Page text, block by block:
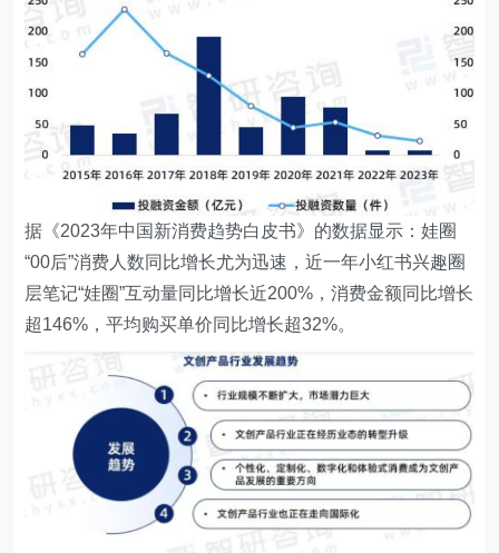
据《2023年中国新消费趋势白皮书》的数据显示：娃圈
“00后”消费人数同比增长尤为迅速，近一年小红书兴趣圈
层笔记“娃圈”互动量同比增长近200%，消费金额同比增长
超146%，平均购买单价同比增长超32%。